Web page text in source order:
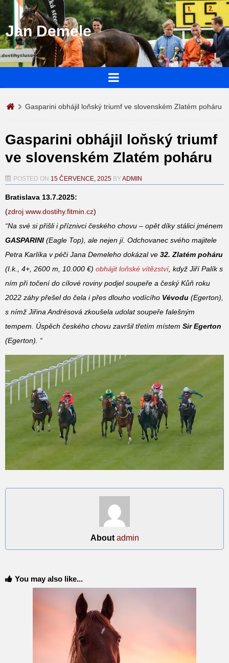
Jan Demele
Gasparini obhájil loňský triumf ve slovenském Zlatém poháru
Gasparini obhájil loňský triumf
ve slovenském Zlatém poháru
POSTED ON 15 ČERVENCE, 2025 BYADMIN
Bratislava 13.7.2025:
(zdroj www.dostihy.fitmin.cz)
“Na své si přišli i příznivci českého chovu – opět díky stálici jménem
GASPARINI (Eagle Top), ale nejen jí. Odchovanec svého majitele
Petra Karlíka v péči Jana Demeleho dokázal ve 32. Zlatém poháru
(I.k., 4+, 2600 m, 10.000 €) obhájit loňské vítězství, když Jiří Palík s
ním při točení do cílové roviny podjel soupeře a český Kůň roku
2022 záhy přešel do čela i přes dlouho vodícího Vévodu (Egerton),
s nímž Jiřina Andrésová zkoušela udolat soupeře falešným
tempem. Úspěch českého chovu završil třetím místem Sir Egerton
(Egerton). “
About admin
You may also like...